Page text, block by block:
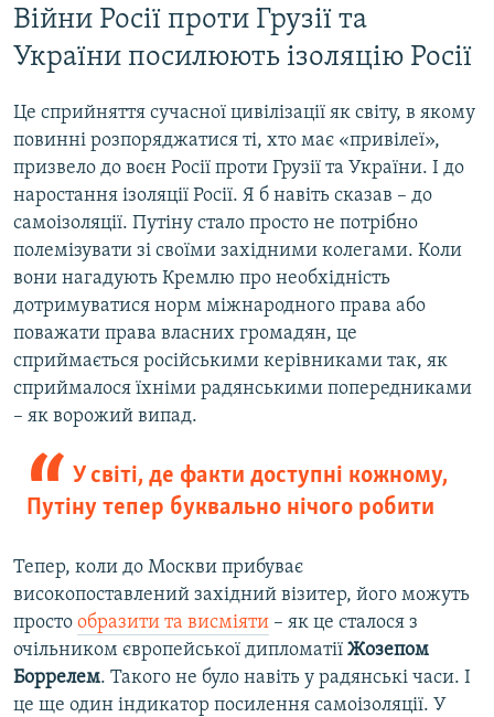
Війни Росії проти Грузії та
України посилюють ізоляцію Росії
Це сприйняття сучасної цивілізації як світу, в якому
повинні розпоряджатися ті, хто має «привілеї»,
призвело до воєн Росії проти Грузії та України. І до
наростання ізоляції Росії. Я б навіть сказав – до
самоізоляції. Путіну стало просто не потрібно
полемізувати зі своїми західними колегами. Коли
вони нагадують Кремлю про необхідність
дотримуватися норм міжнародного права або
поважати права власних громадян, це
сприймається російськими керівниками так, як
сприймалося їхніми радянськими попередниками
– як ворожий випад.
У світі, де факти доступні кожному,
Путіну тепер буквально нічого робити
Тепер, коли до Москви прибуває
високопоставлений західний візитер, його можуть
просто образити та висміяти – як це сталося з
очільником європейської дипломатії Жозепом
Боррелем. Такого не було навіть у радянські часи. І
це ще один індикатор посилення самоізоляції. У